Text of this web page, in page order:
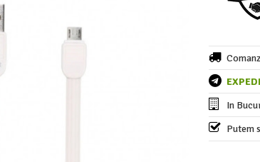
In
Putem